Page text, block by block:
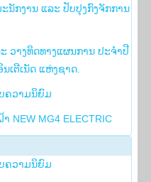
ນັກງານ ແລະ ປັບປຸງກົງຈັກການ
ວາງທິດທາງແຜນການ ປະຈໍາປີ
ເຕີເນັດ ແຫ່ງຊາດ.
ຄວາມນິຍົມ
NEW MG4 ELECTRIC
ຄວາມນິຍົມ